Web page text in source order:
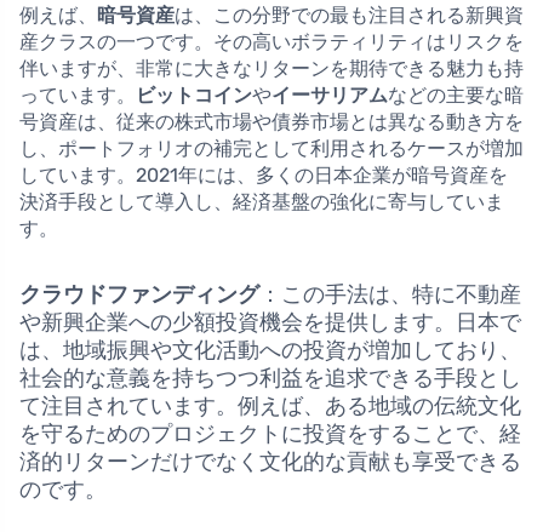
例えば、 暗号資産は、この分野での最も注目される新興資
産クラスの一つです。その高いボラティリティはリスクを
伴いますが、非常に大きなリターンを期待できる魅力も持
っています。
ビットコインやイーサリアムなどの主要な暗
号資産は、従来の株式市場や債券市場とは異なる動き方を
し、ポートフォリオの補完として利用されるケースが増加
しています。2021年には、多くの日本企業が暗号資産を
決済手段として導入し、経済基盤の強化に寄与していま
す。
クラウドファンディング：この手法は、特に不動産
や新興企業への少額投資機会を提供します。日本で
は、地域振興や文化活動への投資が増加しており、
社会的な意義を持ちつつ利益を追求できる手段とし
て注目されています。例えば、ある地域の伝統文化
を守るためのプロジェクトに投資をすることで、経
済的リターンだけでなく文化的な貢献も享受できる
のです。